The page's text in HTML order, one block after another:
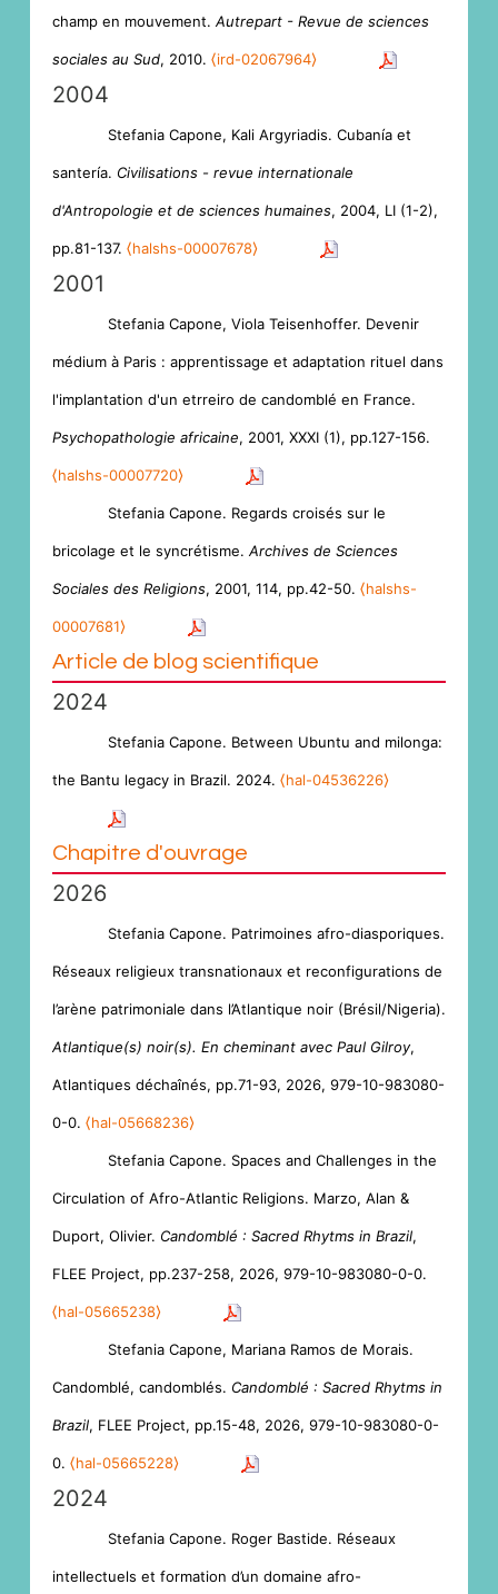
champ en mouvement. Autrepart - Revue de sciences
sociales au Sud, 2010. ⟨ird-02067964⟩
2004
Stefania Capone, Kali Argyriadis. Cubanía et
santería. Civilisations - revue internationale
d'Antropologie et de sciences humaines, 2004, LI (1-2),
pp.81-137. ⟨halshs-00007678⟩
2001
Stefania Capone, Viola Teisenhoffer. Devenir
médium à Paris : apprentissage et adaptation rituel dans
l'implantation d'un etrreiro de candomblé en France.
Psychopathologie africaine, 2001, XXXI (1), pp.127-156.
⟨halshs-00007720⟩
Stefania Capone. Regards croisés sur le
bricolage et le syncrétisme. Archives de Sciences
Sociales des Religions, 2001, 114, pp.42-50. ⟨halshs-
00007681⟩
Article de blog scientifique
2024
Stefania Capone. Between Ubuntu and milonga:
the Bantu legacy in Brazil. 2024. ⟨hal-04536226⟩
Chapitre d'ouvrage
2026
Stefania Capone. Patrimoines afro-diasporiques.
Réseaux religieux transnationaux et reconfigurations de
l’arène patrimoniale dans l’Atlantique noir (Brésil/Nigeria).
Atlantique(s) noir(s). En cheminant avec Paul Gilroy,
Atlantiques déchaînés, pp.71-93, 2026, 979-10-983080-
0-0. ⟨hal-05668236⟩
Stefania Capone. Spaces and Challenges in the
Circulation of Afro-Atlantic Religions. Marzo, Alan &
Duport, Olivier. Candomblé : Sacred Rhytms in Brazil,
FLEE Project, pp.237-258, 2026, 979-10-983080-0-0.
⟨hal-05665238⟩
Stefania Capone, Mariana Ramos de Morais.
Candomblé, candomblés. Candomblé : Sacred Rhytms in
Brazil, FLEE Project, pp.15-48, 2026, 979-10-983080-0-
0. ⟨hal-05665228⟩
2024
Stefania Capone. Roger Bastide. Réseaux
intellectuels et formation d’un domaine afro-